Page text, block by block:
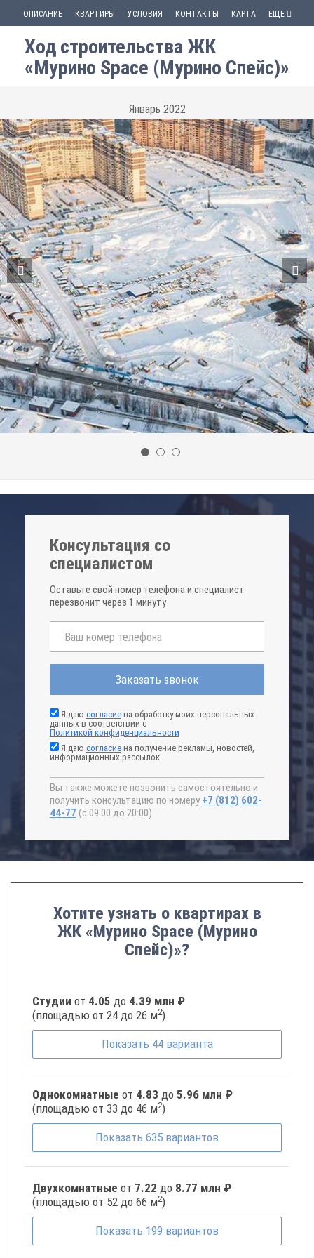
ОПИСАНИЕ КВАРТИРЫ УСЛОВИЯ КОНТАКТЫ КАРТА ЕЩЕ
Ход строительства ЖК
«Мурино Space (Мурино Спейс)»
Январь 2022
Консультация со
специалистом
Оставьте свой номер телефона и специалист
перезвонит через 1 минуту
Заказать звонок
Я даю согласиена обработку моих персональных
данных в соответствии с
Политикой конфиденциальности
Я даю согласиена получение рекламы, новостей,
информационных рассылок
Вы также можете позвонить самостоятельно и
получить консультацию по номеру +7 (812) 602-
44-77 (с 09:00 до 20:00)
Хотите узнать о квартирах в
ЖК «Мурино Space (Мурино
Спейс)»?
Студии от 4.05 до 4.39 млн ₽
(площадью от 24 до 26 м2)
Показать 44 варианта
Однокомнатные от 4.83 до 5.96 млн ₽
(площадью от 33 до 46 м2)
Показать 635 вариантов
Двухкомнатные от 7.22 до 8.77 млн ₽
(площадью от 52 до 66 м2)
Показать 199 вариантов